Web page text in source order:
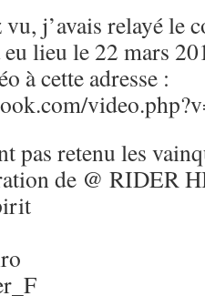
j’avais relayé le
lieu le 22 mars
à cette adresse :
pas retenu les
de @ RIDER